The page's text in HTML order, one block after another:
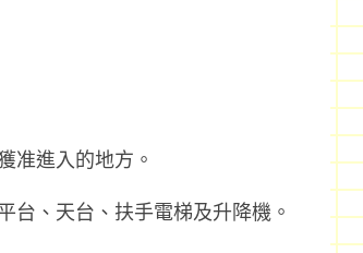
准進入的地方。
台、天台、扶手電梯及升降機。